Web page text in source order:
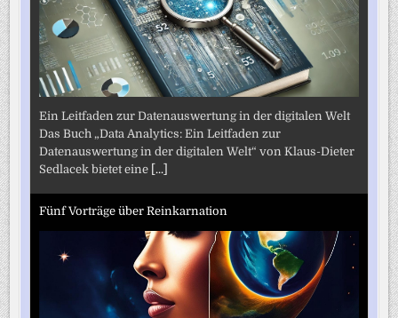
Ein Leitfaden zur Datenauswertung in der digitalen Welt
Das Buch „Data Analytics: Ein Leitfaden zur
Datenauswertung in der digitalen Welt“ von Klaus-Dieter
Sedlacek bietet eine [...]
Fünf Vorträge über Reinkarnation